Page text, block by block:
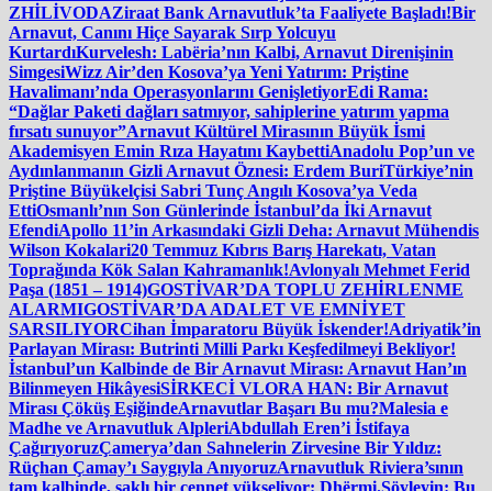
ZHİLİVODAZiraat Bank Arnavutluk’ta Faaliyete Başladı!Bir
Arnavut, Canını Hiçe Sayarak Sırp Yolcuyu
KurtardıKurvelesh: Labëria’nın Kalbi, Arnavut Direnişinin
SimgesiWizz Air’den Kosova’ya Yeni Yatırım: Priştine
Havalimanı’nda Operasyonlarını GenişletiyorEdi Rama:
“Dağlar Paketi dağları satmıyor, sahiplerine yatırım yapma
fırsatı sunuyor”Arnavut Kültürel Mirasının Büyük İsmi
Akademisyen Emin Rıza Hayatını KaybettiAnadolu Pop’un ve
Aydınlanmanın Gizli Arnavut Öznesi: Erdem BuriTürkiye’nin
Priştine Büyükelçisi Sabri Tunç Angılı Kosova’ya Veda
EttiOsmanlı’nın Son Günlerinde İstanbul’da İki Arnavut
EfendiApollo 11’in Arkasındaki Gizli Deha: Arnavut Mühendis
Wilson Kokalari20 Temmuz Kıbrıs Barış Harekatı, Vatan
Toprağında Kök Salan Kahramanlık!Avlonyalı Mehmet Ferid
Paşa (1851 – 1914)GOSTİVAR’DA TOPLU ZEHİRLENME
ALARMIGOSTİVAR’DA ADALET VE EMNİYET
SARSILIYORCihan İmparatoru Büyük İskender!Adriyatik’in
Parlayan Mirası: Butrinti Milli Parkı Keşfedilmeyi Bekliyor!
İstanbul’un Kalbinde de Bir Arnavut Mirası: Arnavut Han’ın
Bilinmeyen HikâyesiSİRKECİ VLORA HAN: Bir Arnavut
Mirası Çöküş EşiğindeArnavutlar Başarı Bu mu?Malesia e
Madhe ve Arnavutluk AlpleriAbdullah Eren’i İstifaya
ÇağırıyoruzÇamerya’dan Sahnelerin Zirvesine Bir Yıldız:
Rüçhan Çamay’ı Saygıyla AnıyoruzArnavutluk Riviera’sının